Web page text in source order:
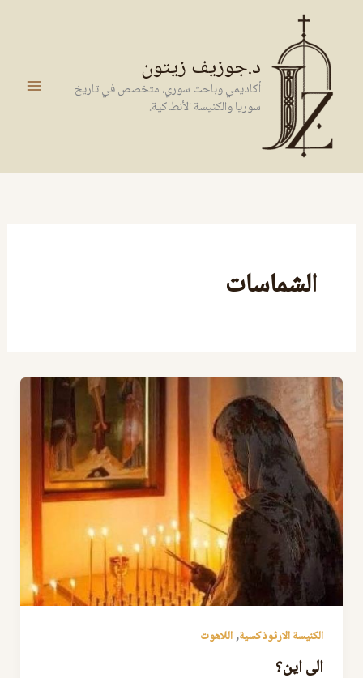
المحتوى
د.جوزيف زيتون
أكاديمي وباحث سوري، متخصص في تاريخ
سوريا والكنيسة الأنطاكية.
الشماسات
الكنيسة الارثوذكسية,اللاهوت
الى اين؟